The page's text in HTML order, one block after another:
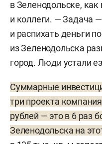
начала в селе
ЖК «Радужный».
Город-спутник в 2008
развивать и ЗАО
Кувейтскому
инвестиционно-
Но дальше
не пошло, ЗАО
Альфа“». Затем стал
Автосервисе», с 2009
муниципальной
№3 и спортшколы
создал в начале
рублей, это была
и сегодня
в Зеленодольске. В
бизнес.
в Зеленодольске, как
и коллеги. — Задача
и распихать деньги
из Зеленодольска
город. Люди устали
Суммарные
три проекта
рублей — это в 6 раз
Зеленодольска на